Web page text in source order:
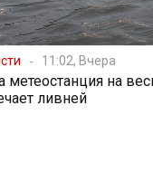
11:02, Вчера
метеостанция на
ливней